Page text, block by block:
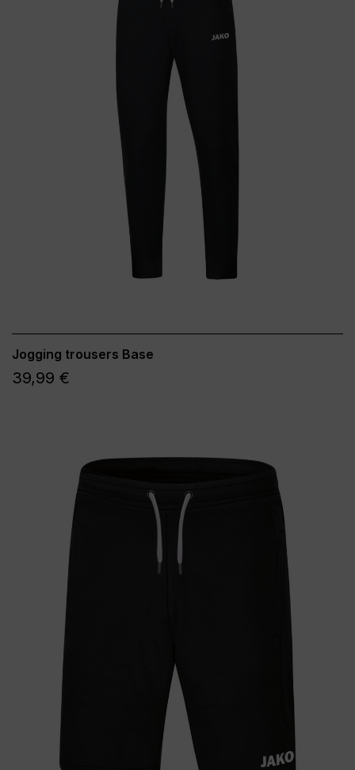
Jogging trousers Base
39,99 €